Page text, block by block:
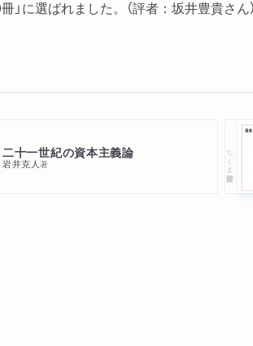
」に選ばれました。（評者：坂井豊貴さん）
二十一世紀の資本主義論
岩井克人著 ちくま学芸文庫